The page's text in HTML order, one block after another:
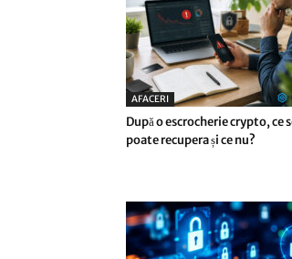
AFACERI
După o escrocherie crypto, ce
poate recupera și ce nu?